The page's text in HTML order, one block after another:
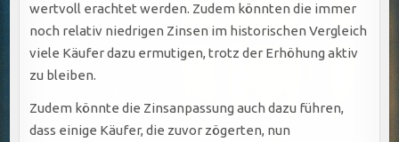
wertvoll erachtet werden. Zudem könnten die immer
noch relativ niedrigen Zinsen im historischen Vergleich
viele Käufer dazu ermutigen, trotz der Erhöhung aktiv
zu bleiben.
Zudem könnte die Zinsanpassung auch dazu führen,
dass einige Käufer, die zuvor zögerten, nun